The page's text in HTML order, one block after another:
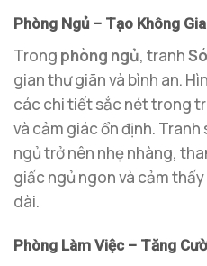
Phòng Ngủ – Tạo Không
Trong phòng ngủ, tranh
gian thư giãn và bình an.
các chi tiết sắc nét trong
và cảm giác ổn định.
ngủ trở nên nhẹ nhàng,
giấc ngủ ngon và cảm
dài.
Phòng Làm Việc – Tăng